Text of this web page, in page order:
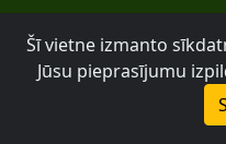
E-pasts:
Tālrunis: +371 20027447
Bezdelīgu 1A, Rīga
Šī vietne izmanto
Jūsu pieprasījumu